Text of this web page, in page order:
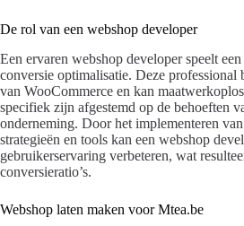
De rol van een webshop developer
Een ervaren webshop developer speelt
conversie optimalisatie. Deze professional
van WooCommerce en kan
specifiek zijn afgestemd op de behoeften
onderneming. Door het implementeren
strategieën en tools kan een webshop
gebruikerservaring verbeteren, wat
conversieratio’s.
Webshop laten maken voor Mtea.be